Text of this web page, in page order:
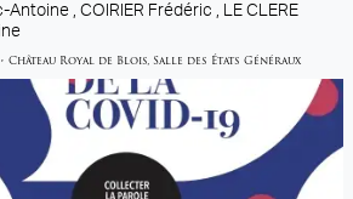
Antoine , COIRIER Frédéric ,
LE CLERE
• Château Royal de Blois, Salle des États Généraux